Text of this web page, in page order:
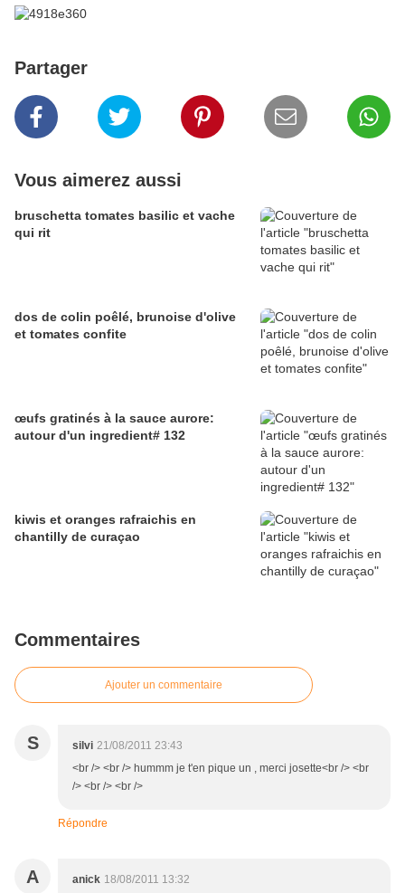
Partager
Vous aimerez aussi
bruschetta tomates basilic et vache
qui rit
dos de colin poêlé, brunoise d'olive
et tomates confite
œufs gratinés à la sauce aurore:
autour d'un ingredient# 132
kiwis et oranges rafraichis en
chantilly de curaçao
Commentaires
Ajouter un commentaire
S silvi 21/08/2011 23:43
<br /> <br /> hummm je t'en pique un , merci josette<br /> <br
/> <br /> <br />
Répondre
A anick 18/08/2011 13:32